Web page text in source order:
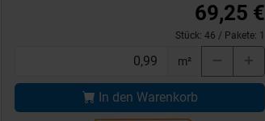
69,25 €
Stück: 46 / Pakete: 1
m²
In den Warenkorb